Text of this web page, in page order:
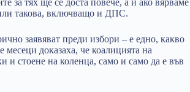
за тях ще се доста повече, а и ако вярваме
такова, включващо и ДПС.
заявяват преди избори – е едно, какво
месеци доказаха, че коалицията на
и стоене на коленца, само и само да е във